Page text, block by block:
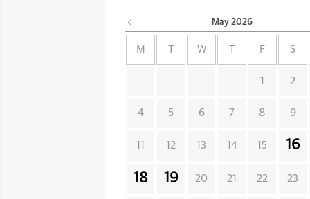
May 2026
M W F S
1 2
4 5 6 7 8 9
11 12 13 14 15 16
18 19 20 21 22 23